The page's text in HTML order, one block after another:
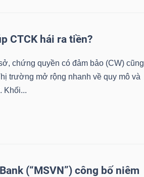
CTCK hái ra tiền?
chứng quyền có đảm bảo (CW) cũng
trường mở rộng nhanh về quy mô và
Khối...
(“MSVN”) công bố niêm